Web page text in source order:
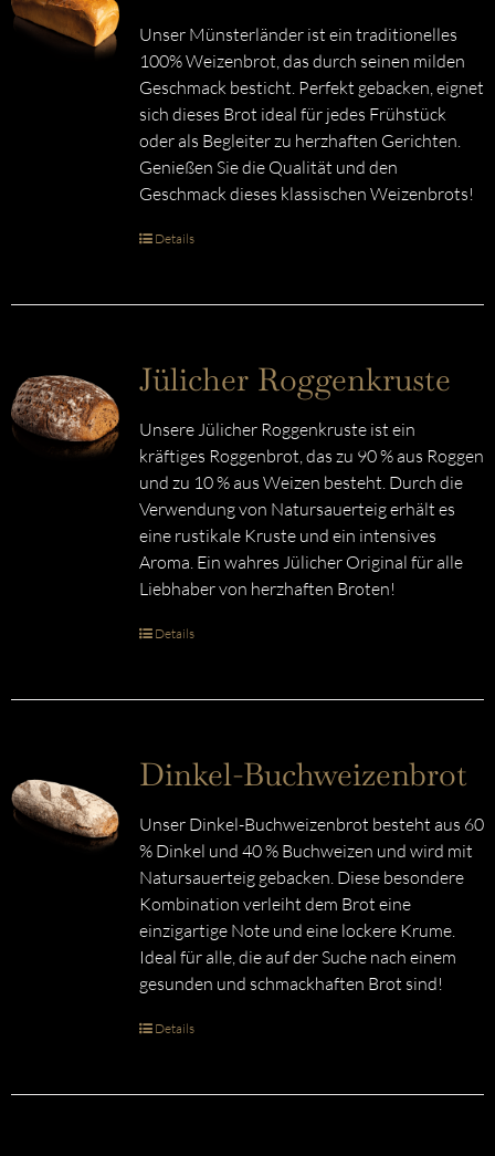
Unser Münsterländer ist ein traditionelles
100% Weizenbrot, das durch seinen milden
Geschmack besticht. Perfekt gebacken, eignet
sich dieses Brot ideal für jedes Frühstück
oder als Begleiter zu herzhaften Gerichten.
Genießen Sie die Qualität und den
Geschmack dieses klassischen Weizenbrots!
Details
Jülicher Roggenkruste
Unsere Jülicher Roggenkruste ist ein
kräftiges Roggenbrot, das zu 90 % aus Roggen
und zu 10 % aus Weizen besteht. Durch die
Verwendung von Natursauerteig erhält es
eine rustikale Kruste und ein intensives
Aroma. Ein wahres Jülicher Original für alle
Liebhaber von herzhaften Broten!
Details
Dinkel-Buchweizenbrot
Unser Dinkel-Buchweizenbrot besteht aus 60
% Dinkel und 40 % Buchweizen und wird mit
Natursauerteig gebacken. Diese besondere
Kombination verleiht dem Brot eine
einzigartige Note und eine lockere Krume.
Ideal für alle, die auf der Suche nach einem
gesunden und schmackhaften Brot sind!
Details